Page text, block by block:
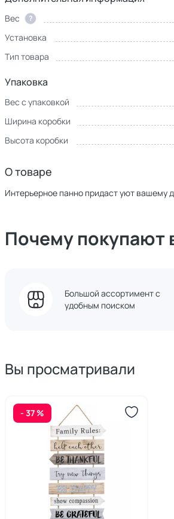
Вес ?
Установка
Тип товара
Упаковка
Вес с упаковкой
Ширина коробки
Высота коробки
О товаре
Интерьерное панно придаст уют вашему
Почему покупают
Большой ассортимент с
удобным поиском
Вы просматривали
- 37 %